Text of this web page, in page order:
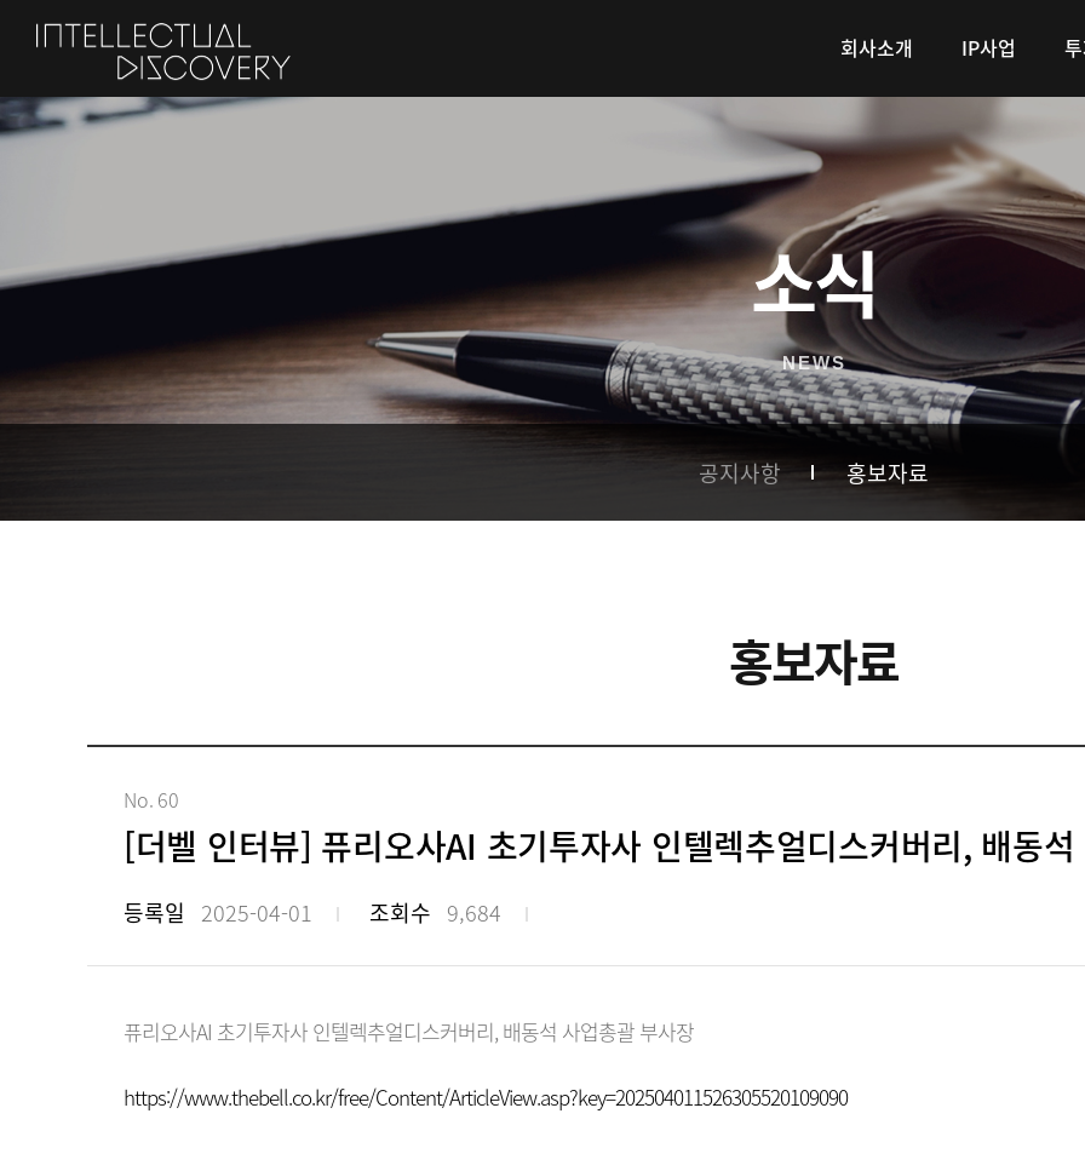
회사소개 IP사업
소식
NEWS
공지사항 홍보자료
홍보자료
No. 60
[더벨 인터뷰] 퓨리오사AI 초기투자사 인텔렉추얼디스커버리, 배동
등록일 2025-04-01 조회수 9,684
퓨리오사AI 초기투자사 인텔렉추얼디스커버리, 배동석 사업총괄 부사장
https://www.thebell.co.kr/free/Content/ArticleView.asp?key=202504011526305520109090